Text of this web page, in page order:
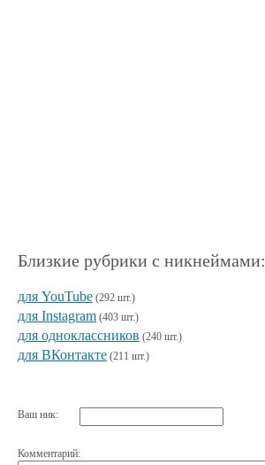
Близкие рубрики с никнеймами:
для YouTube (292 шт.)
для Instagram (403 шт.)
для одноклассников (240 шт.)
для ВКонтакте (211 шт.)
Ваш ник:
Комментарий: